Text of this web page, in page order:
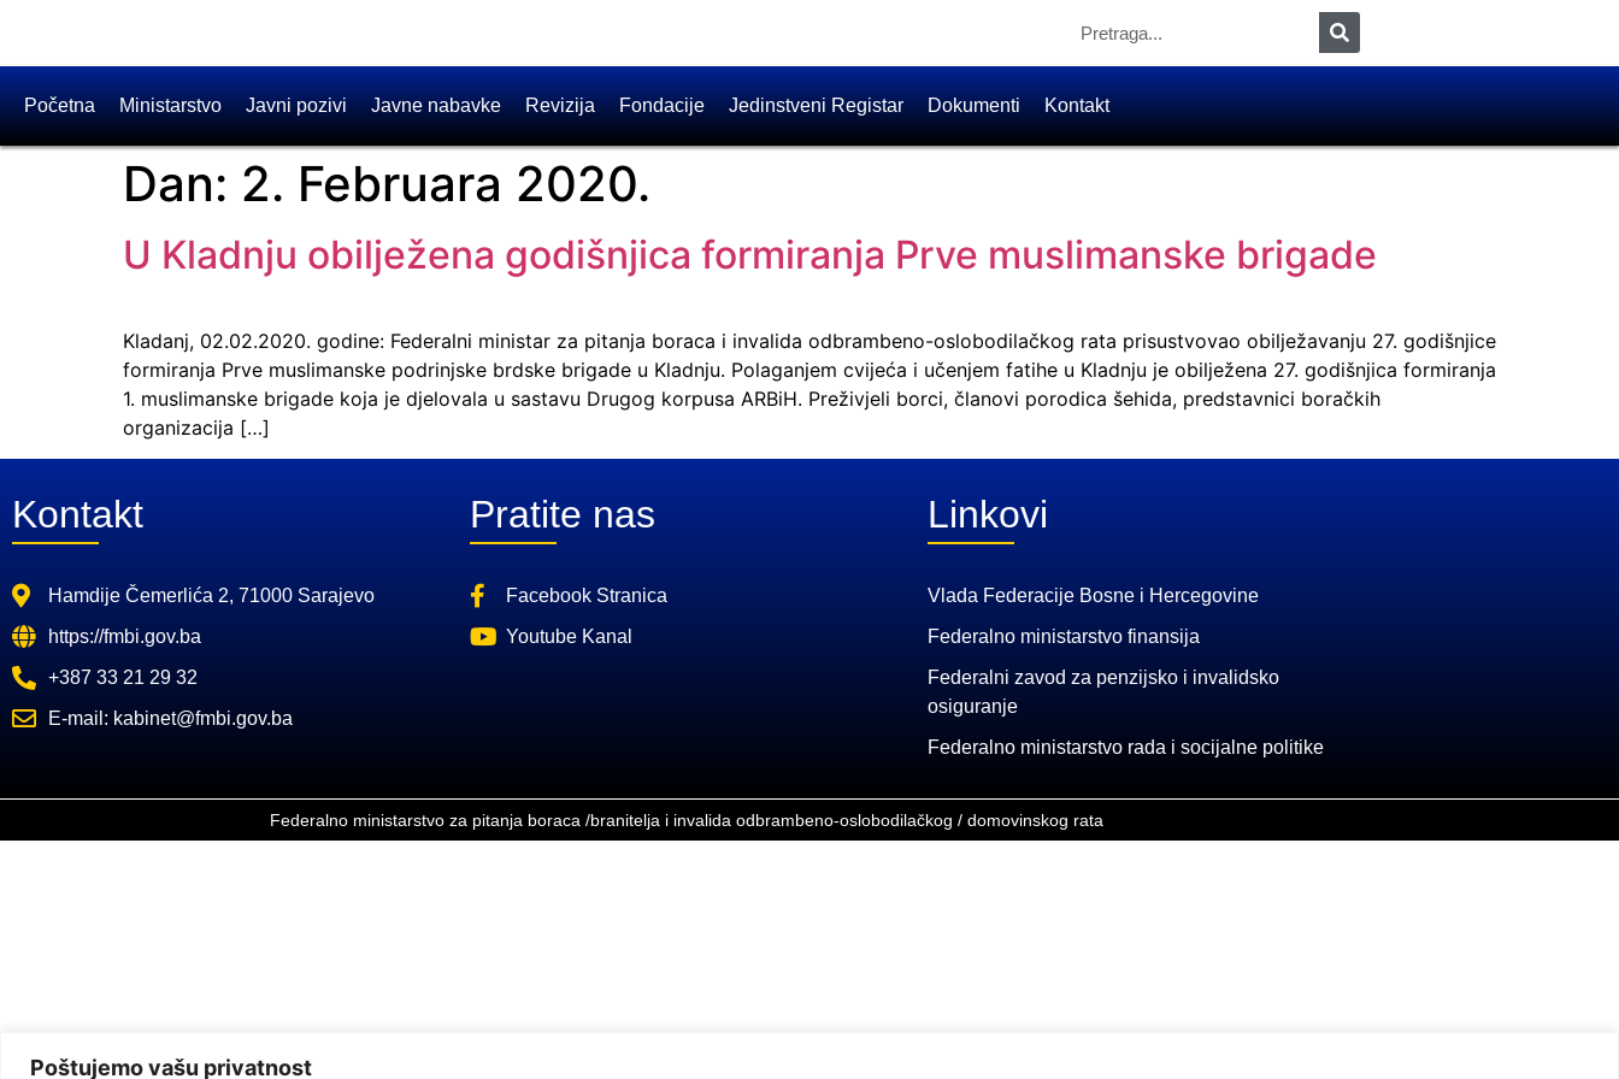
Poštujemo vašu privatnost
Početna Ministarstvo Javni pozivi Javne nabavke Revizija Fondacije Jedinstveni Registar Dokumenti Kontakt
Dan: 2. Februara 2020.
U Kladnju obilježena godišnjica formiranja Prve muslimanske brigade
Kladanj, 02.02.2020. godine: Federalni ministar za pitanja boraca i invalida odbrambeno-oslobodilačkog rata prisustvovao obilježavanju 27. godišnjice
formiranja Prve muslimanske podrinjske brdske brigade u Kladnju. Polaganjem cvijeća i učenjem fatihe u Kladnju je obilježena 27. godišnjica formiranja
1. muslimanske brigade koja je djelovala u sastavu Drugog korpusa ARBiH. Preživjeli borci, članovi porodica šehida, predstavnici boračkih
organizacija […]
Kontakt
Hamdije Čemerlića 2, 71000 Sarajevo
https://fmbi.gov.ba
+387 33 21 29 32
E-mail: kabinet@fmbi.gov.ba
Pratite nas
Facebook Stranica
Youtube Kanal
Linkovi
Vlada Federacije Bosne i Hercegovine
Federalno ministarstvo finansija
Federalni zavod za penzijsko i invalidsko
osiguranje
Federalno ministarstvo rada i socijalne politike
Federalno ministarstvo za pitanja boraca /branitelja i invalida odbrambeno-oslobodilačkog / domovinskog rata